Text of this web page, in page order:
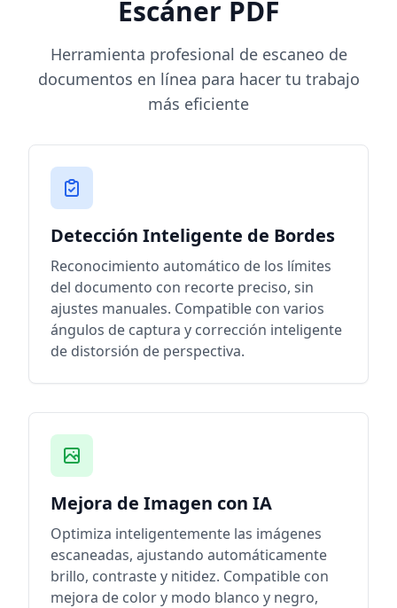
Escáner PDF
Herramienta profesional de escaneo de
documentos en línea para hacer tu trabajo
más eficiente
Detección Inteligente de Bordes
Reconocimiento automático de los límites
del documento con recorte preciso, sin
ajustes manuales. Compatible con varios
ángulos de captura y corrección inteligente
de distorsión de perspectiva.
Mejora de Imagen con IA
Optimiza inteligentemente las imágenes
escaneadas, ajustando automáticamente
brillo, contraste y nitidez. Compatible con
mejora de color y modo blanco y negro,